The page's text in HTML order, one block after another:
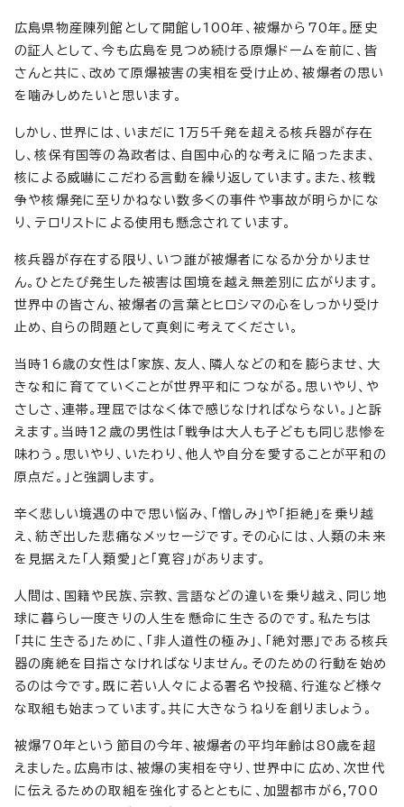
広島県物産陳列館として開館し100年、被爆から70年。歴史
の証人として、今も広島を見つめ続ける原爆ドームを前に、皆
さんと共に、改めて原爆被害の実相を受け止め、被爆者の思い
を噛みしめたいと思います。
しかし、世界には、いまだに1万5千発を超える核兵器が存在
し、核保有国等の為政者は、自国中心的な考えに陥ったまま、
核による威嚇にこだわる言動を繰り返しています。また、核戦
争や核爆発に至りかねない数多くの事件や事故が明らかにな
り、テロリストによる使用も懸念されています。
核兵器が存在する限り、いつ誰が被爆者になるか分かりませ
ん。ひとたび発生した被害は国境を越え無差別に広がります。
世界中の皆さん、被爆者の言葉とヒロシマの心をしっかり受け
止め、自らの問題として真剣に考えてください。
当時16歳の女性は「家族、友人、隣人などの和を膨らませ、大
きな和に育てていくことが世界平和につながる。思いやり、や
さしさ、連帯。理屈ではなく体で感じなければならない。」と訴
えます。当時12歳の男性は「戦争は大人も子どもも同じ悲惨を
味わう。思いやり、いたわり、他人や自分を愛することが平和の
原点だ。」と強調します。
辛く悲しい境遇の中で思い悩み、「憎しみ」や「拒絶」を乗り越
え、紡ぎ出した悲痛なメッセージです。その心には、人類の未来
を見据えた「人類愛」と「寛容」があります。
人間は、国籍や民族、宗教、言語などの違いを乗り越え、同じ地
球に暮らし一度きりの人生を懸命に生きるのです。私たちは
「共に生きる」ために、「非人道性の極み」、「絶対悪」である核兵
器の廃絶を目指さなければなりません。そのための行動を始め
るのは今です。既に若い人々による署名や投稿、行進など様々
な取組も始まっています。共に大きなうねりを創りましょう。
被爆70年という節目の今年、被爆者の平均年齢は80歳を超
えました。広島市は、被爆の実相を守り、世界中に広め、次世代
に伝えるための取組を強化するとともに、加盟都市が6,700